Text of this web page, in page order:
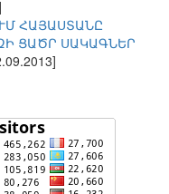
ՀԱՅԱՍՏԱՆԸ
ՑԱԾՐ ՍԱԿԱԳՆԵՐ